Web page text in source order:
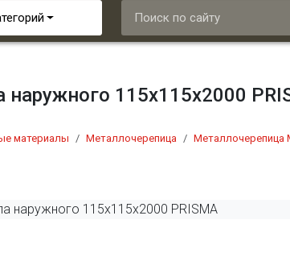
наружного 115х115х2000
материалы Металлочерепица